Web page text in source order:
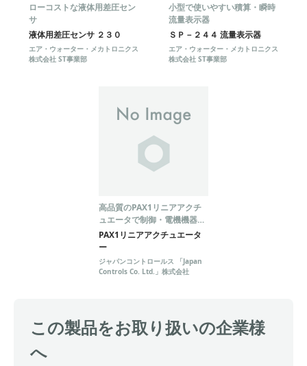
ローコストな液体用差圧セン
サ
液体用差圧センサ ２３０
エア・ウォーター・メカトロニクス
株式会社 ST事業部
小型で使いやすい積算・瞬時
流量表示器
ＳＰ－２４４ 流量表示器
エア・ウォーター・メカトロニクス
株式会社 ST事業部
高品質のPAX1リニアアクチ
ュエータで制御・電機機器を
効果的に操作
PAX1リニアアクチュエータ
ー
ジャパンコントロールス 「Japan
Controls Co. Ltd.」株式会社
この製品をお取り扱いの企業様
へ